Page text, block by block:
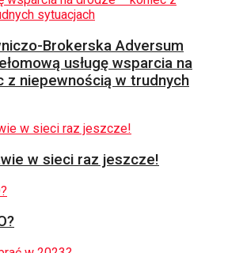
Brokerska Adversum
usługę wsparcia na
z niepewnością w trudnych
w sieci raz jeszcze!